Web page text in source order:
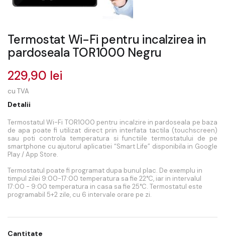
Termostat Wi-Fi pentru incalzirea in
pardoseala TOR1000 Negru
229,90 lei
cu TVA
Detalii
Termostatul Wi-Fi TOR1000 pentru incalzire in pardoseala pe baza
de apa poate fi utilizat direct prin interfata tactila (touchscreen)
sau poti controla temperatura si functiile termostatului de pe
smartphone cu ajutorul aplicatiei “Smart Life” disponibila in Google
Play / App Store.
Termostatul poate fi programat dupa bunul plac. De exemplu in
timpul zilei 9:00-17:00 temperatura sa fie 22°C, iar in intervalul
17:00 - 9:00 temperatura in casa sa fie 25°C. Termostatul este
programabil 5+2 zile, cu 6 intervale orare pe zi.
Cantitate